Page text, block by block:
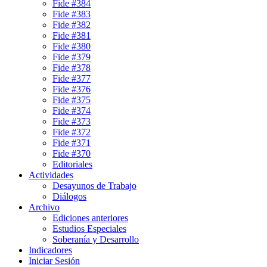
Fide #384
Fide #383
Fide #382
Fide #381
Fide #380
Fide #379
Fide #378
Fide #377
Fide #376
Fide #375
Fide #374
Fide #373
Fide #372
Fide #371
Fide #370
Editoriales
Actividades
Desayunos de Trabajo
Diálogos
Archivo
Ediciones anteriores
Estudios Especiales
Soberanía y Desarrollo
Indicadores
Iniciar Sesión